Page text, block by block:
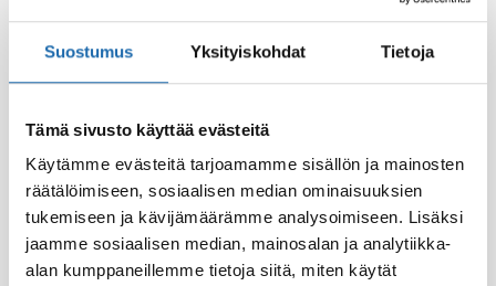
Suostumus Yksityiskohdat Tietoja
Tämä sivusto käyttää evästeitä
Käytämme evästeitä tarjoamamme sisällön ja mainosten
räätälöimiseen, sosiaalisen median ominaisuuksien
tukemiseen ja kävijämäärämme analysoimiseen. Lisäksi
jaamme sosiaalisen median, mainosalan ja analytiikka-
alan kumppaneillemme tietoja siitä, miten käytät
Mikä on varmin valinta nahkalaaduksi
Nahka on erittäin hyvä ja kestävä materiaali, mutta se
vaatii hyvää hoitoa pysyäkseen hyvänä. Nahkasohva sopii
myös koiraperheeseen. Parempi on aina aito nahkapinta.
Se on
04.01.2016